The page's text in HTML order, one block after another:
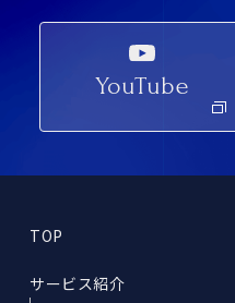
YouTube
TOP
サービス紹介